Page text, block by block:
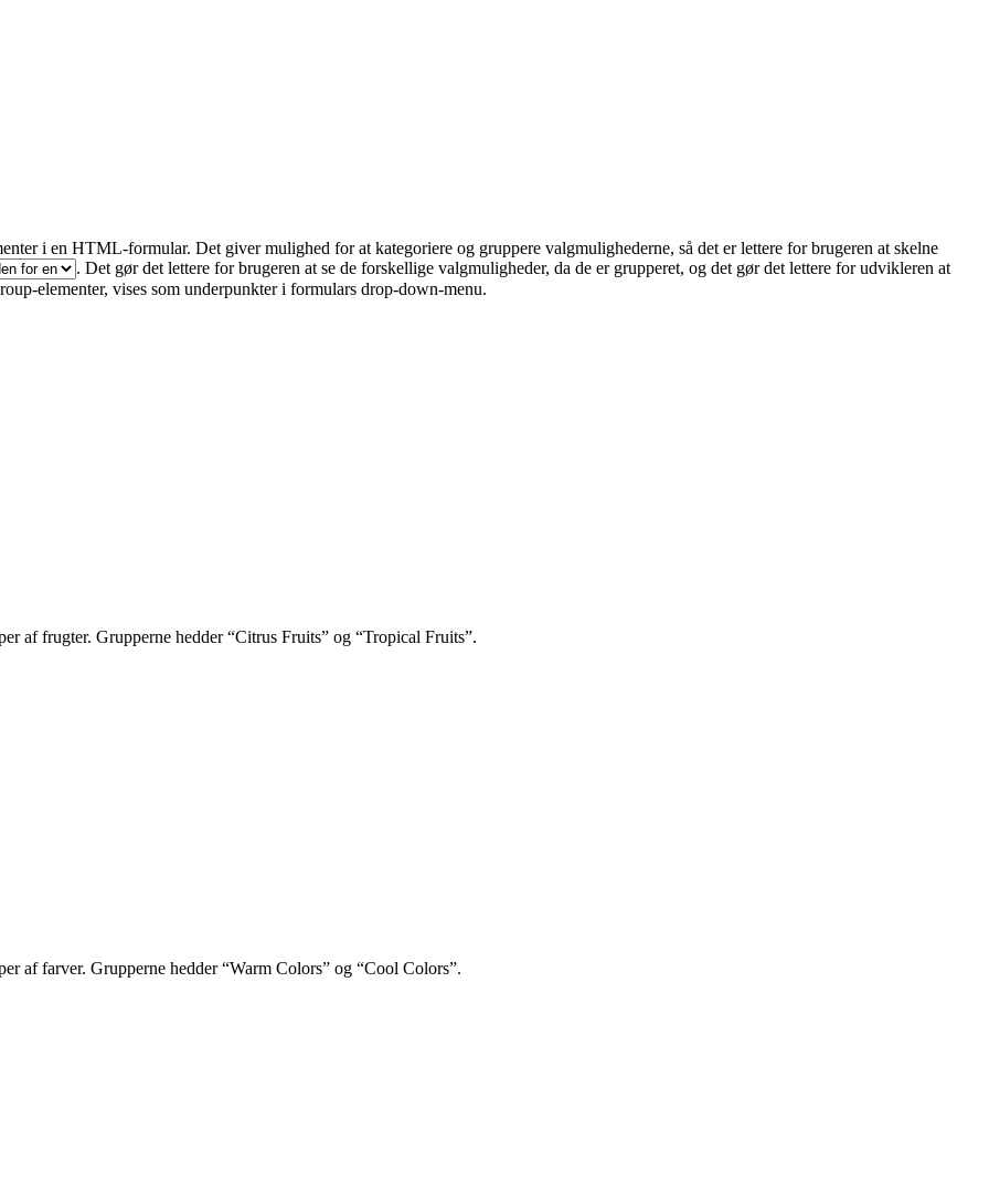
i en HTML-formular. Det giver mulighed for at kategoriere og gruppere valgmulighederne, så det er lettere for brugeren at skelne
. Det gør det lettere for brugeren at se de forskellige valgmuligheder, da de er grupperet, og det gør det lettere for udvikleren at
elementer, vises som underpunkter i formulars drop-down-menu.
af frugter. Grupperne hedder “Citrus Fruits” og “Tropical Fruits”.
af farver. Grupperne hedder “Warm Colors” og “Cool Colors”.